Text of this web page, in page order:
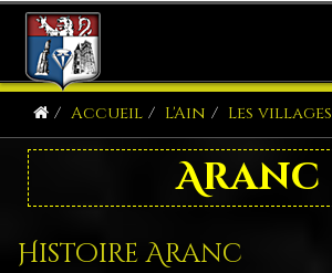
Accueil L'Ain Les villages
Aranc
Histoire Aranc